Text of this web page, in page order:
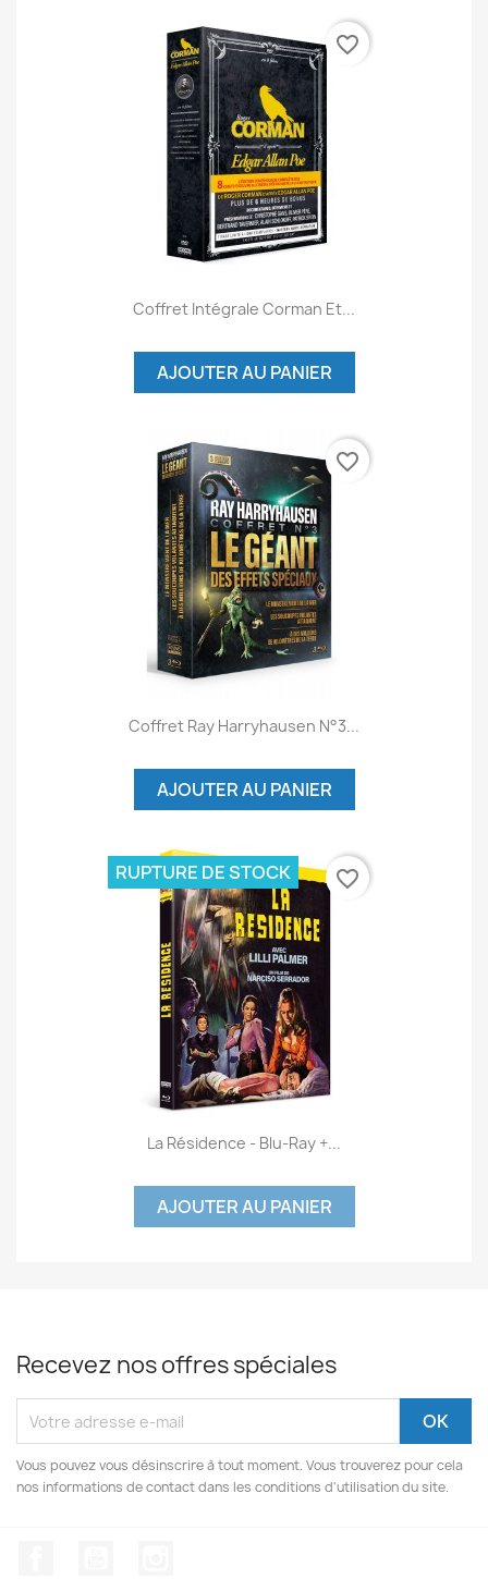
Coffret Intégrale Corman Et...
AJOUTER AU PANIER
favorite_border
Coffret Ray Harryhausen N°3...
AJOUTER AU PANIER
favorite_border
La Résidence - Blu-Ray +...
AJOUTER AU PANIER
RUPTURE DE STOCK favorite_border
Recevez nos offres spéciales
Vous pouvez vous désinscrire à tout moment. Vous trouverez pour cela
nos informations de contact dans les conditions d'utilisation du site.